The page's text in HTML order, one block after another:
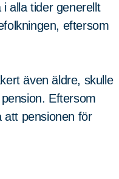
alla tider generellt
eftersom
även äldre, skulle
Eftersom
att pensionen för